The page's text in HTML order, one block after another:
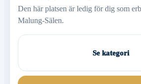
Den här platsen är ledig för dig som
Malung-Sälen.
Se kategori